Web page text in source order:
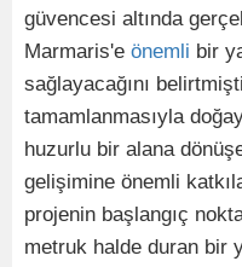
güvencesi altında
Marmaris'e önemli bir
sağlayacağını
tamamlanmasıyla
huzurlu bir alana
gelişimine önemli
projenin başlangıç
metruk halde duran bir